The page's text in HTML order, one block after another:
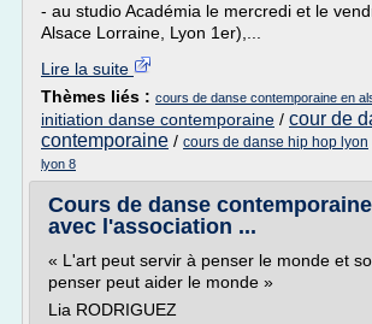
- au studio Académia le mercredi et le
Alsace Lorraine, Lyon 1er),...
Lire la suite
Thèmes liés : cours de danse contemporaine en
initiation danse contemporaine / cour de
contemporaine / cours de danse hip hop lyon
lyon 8
Cours de danse
avec l'association ...
« L'art peut servir à penser le monde et
penser peut aider le monde »
Lia RODRIGUEZ